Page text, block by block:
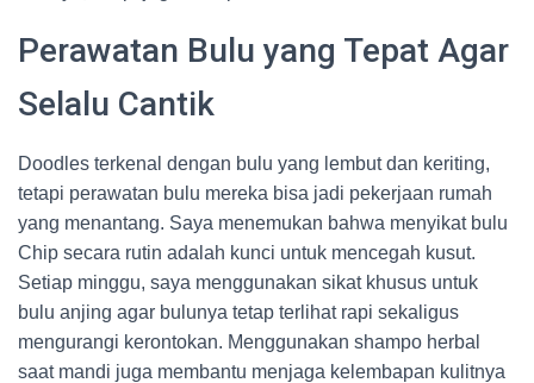
Perawatan Bulu yang Tepat Agar
Selalu Cantik
Doodles terkenal dengan bulu yang lembut dan keriting,
tetapi perawatan bulu mereka bisa jadi pekerjaan rumah
yang menantang. Saya menemukan bahwa menyikat bulu
Chip secara rutin adalah kunci untuk mencegah kusut.
Setiap minggu, saya menggunakan sikat khusus untuk
bulu anjing agar bulunya tetap terlihat rapi sekaligus
mengurangi kerontokan. Menggunakan shampo herbal
saat mandi juga membantu menjaga kelembapan kulitnya